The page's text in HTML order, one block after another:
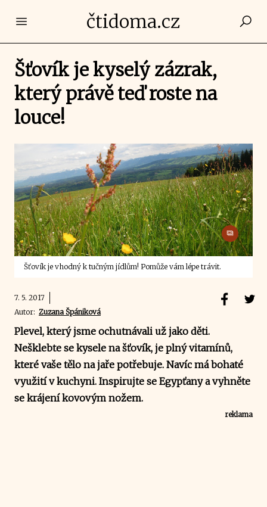
Open main menučtidoma.cz
Šťovík je kyselý zázrak,
který právě teď roste na
louce!
Šťovík je vhodný k tučným jídlům! Pomůže vám lépe trávit.
7. 5. 2017
Autor: Zuzana Špániková
Plevel, který jsme ochutnávali už jako děti.
Nešklebte se kysele na šťovík, je plný vitamínů,
které vaše tělo na jaře potřebuje. Navíc má bohaté
využití v kuchyni. Inspirujte se Egypťany a vyhněte
se krájení kovovým nožem.
reklama